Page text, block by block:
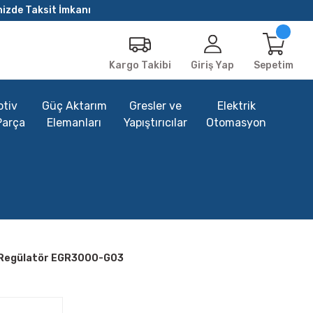
Taksit İmkanı
Kargo Takibi Giriş Yap Sepetim
Güç Aktarım
Elemanları
Gresler ve
Yapıştırıcılar
Elektrik
Otomasyon
EGR3000-G03